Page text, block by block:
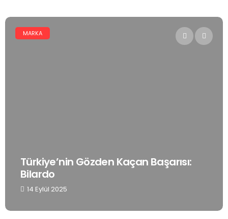
Kaçan Başarısı:
DIJITAL PAZARLAMA